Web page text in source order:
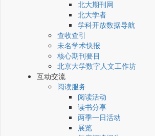
北大期刊网
北大学者
学科开放数据导航
查收查引
未名学术快报
核心期刊要目
北京大学数字人文工作坊
互动交流
阅读服务
阅读活动
读书分享
两季一日活动
展览